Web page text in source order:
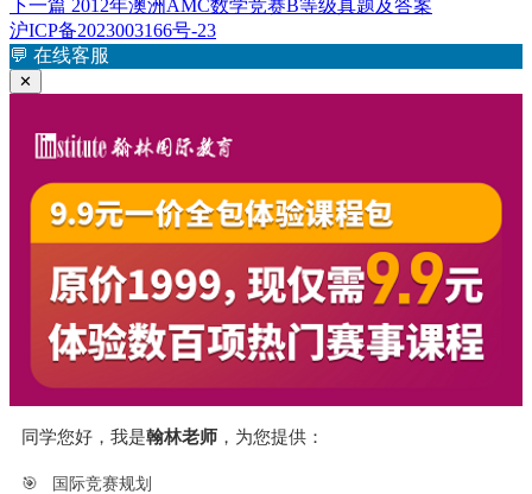
章
导
航
文
章：
下一篇
篇
文
2012年澳洲AMC数学竞赛B等级真题及答案
沪ICP备2023003166号-23
💬 在线客服
✕
同学您好，我是翰林老师 ，为您提供：
🎯 国际竞赛规划